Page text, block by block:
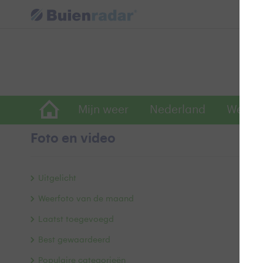
Mijn weer Nederland
Foto en video
Uitgelicht
Weerfoto van de maand
Laatst toegevoegd
Best gewaardeerd
Populaire categorieën